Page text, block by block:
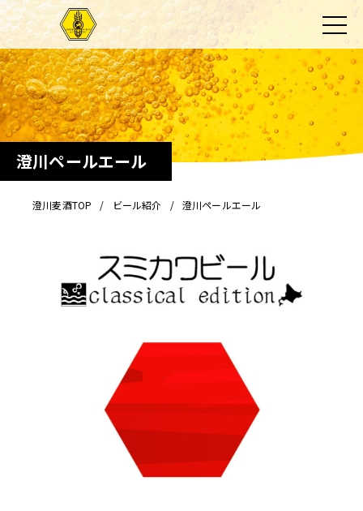
澄川ペールエール
澄川麦酒TOP ビール紹介 澄川ペールエール